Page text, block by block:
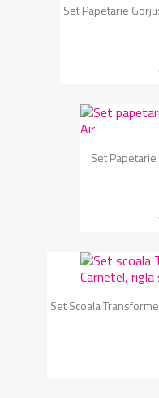
Set Papetarie
Set
Set Scoala